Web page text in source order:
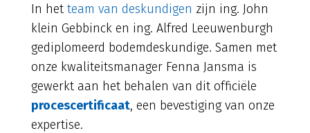
In het team van deskundigen zijn ing. John
klein Gebbinck en ing. Alfred Leeuwenburgh
gediplomeerd bodemdeskundige. Samen met
onze kwaliteitsmanager Fenna Jansma is
gewerkt aan het behalen van dit officiële
procescertificaat, een bevestiging van onze
expertise.